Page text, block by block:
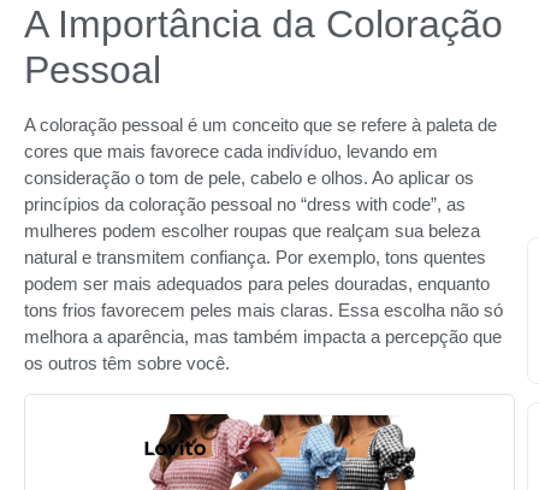
A Importância da Coloração
Pessoal
A coloração pessoal é um conceito que se refere à paleta de
cores que mais favorece cada indivíduo, levando em
consideração o tom de pele, cabelo e olhos. Ao aplicar os
princípios da coloração pessoal no “dress with code”, as
mulheres podem escolher roupas que realçam sua beleza
natural e transmitem confiança. Por exemplo, tons quentes
podem ser mais adequados para peles douradas, enquanto
tons frios favorecem peles mais claras. Essa escolha não só
melhora a aparência, mas também impacta a percepção que
os outros têm sobre você.